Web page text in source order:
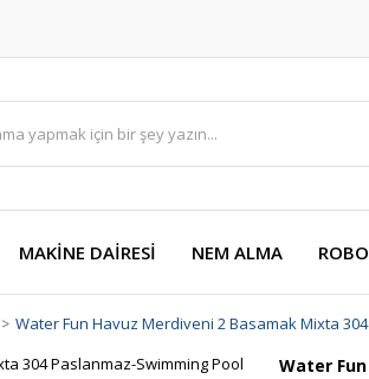
MAKİNE DAİRESİ NEM ALMA
Water Fun Havuz Merdiveni 2 Basamak Mixta
Water Fun